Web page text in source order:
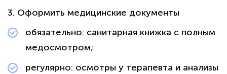
3. Оформить медицинские документы
обязательно: санитарная книжка с полным
медосмотром;
регулярно: осмотры у терапевта и анализы